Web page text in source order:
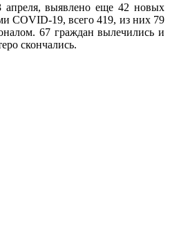
апреля, выявлено еще 42 новых
COVID-19, всего 419, из них 79
67 граждан вылечились и
скончались.